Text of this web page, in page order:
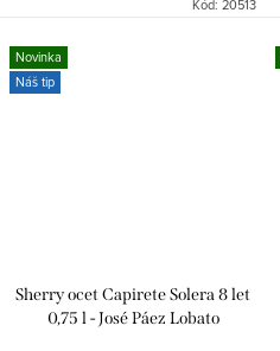
Kód: 20513
Novinka
Náš tip
Sherry ocet Capirete Solera 8 let
0,75 l - José Páez Lobato